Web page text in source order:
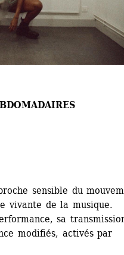
sensible du
vivante de la musique.
sa
modifiés, activés par